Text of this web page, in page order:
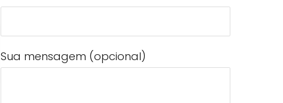
Sua mensagem (opcional)